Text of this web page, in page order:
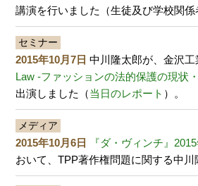
講演を行いました（生徒及び学校関係
セミナー
2015年10月7日 中川隆太郎が、金沢
Law ‐ファッションの法的保護の現状
出演しました（当日のレポート ）。
メディア
2015年10月6日 『ダ・ヴィンチ』
おいて、TPP著作権問題に関する中